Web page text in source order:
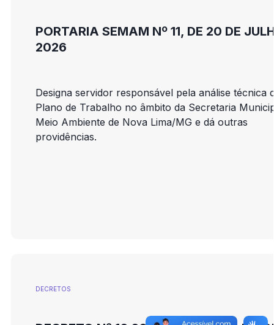
PORTARIA SEMAM Nº 11, DE 20 DE
2026
Designa servidor responsável pela análise técnica
Plano de Trabalho no âmbito da Secretaria
Meio Ambiente de Nova Lima/MG e dá outras
providências.
DECRETOS